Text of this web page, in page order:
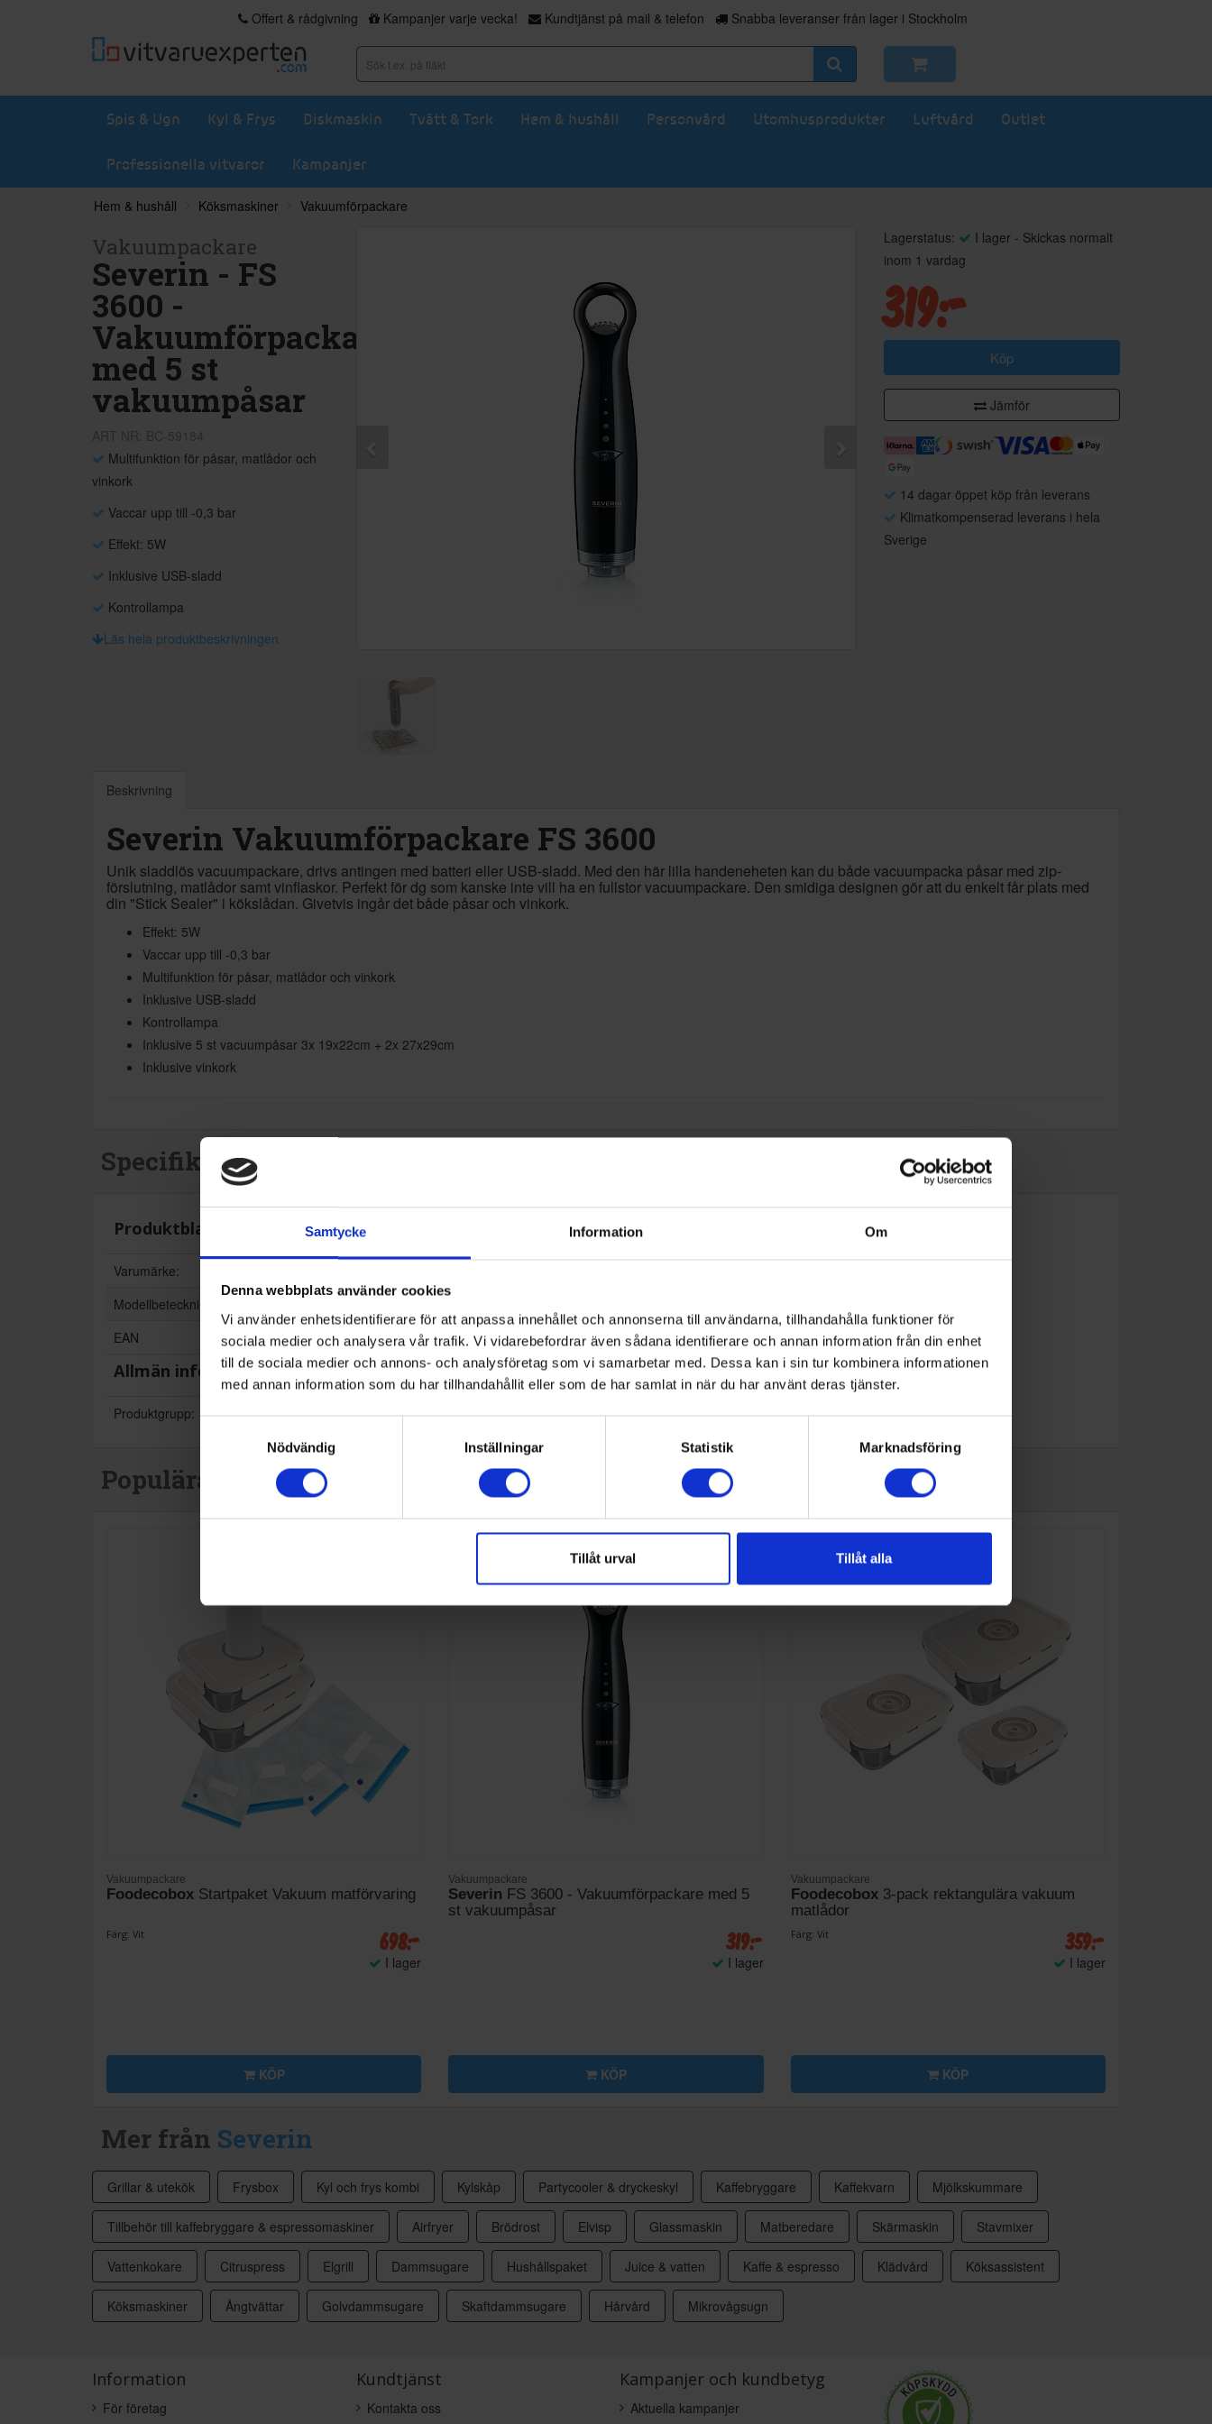
Samtycke Information Om
Denna webbplats använder cookies
Vi använder enhetsidentifierare för att anpassa innehållet och annonserna till användarna, tillhandahålla funktioner för
sociala medier och analysera vår trafik. Vi vidarebefordrar även sådana identifierare och annan information från din enhet
till de sociala medier och annons- och analysföretag som vi samarbetar med. Dessa kan i sin tur kombinera informationen
med annan information som du har tillhandahållit eller som de har samlat in när du har använt deras tjänster.
Nödvändig
Inställningar Statistik Marknadsföring
Tillåt urval Tillåt alla
Offert & rådgivning Kampanjer varje vecka! Kundtjänst på mail & telefon Snabba leveranser från lager i Stockholm
Spis & Ugn Kyl & Frys Diskmaskin Tvätt & Tork Hem & hushåll Personvård Utomhusprodukter Luftvård Outlet
Professionella vitvaror Kampanjer
Hem & hushåll Köksmaskiner Vakuumförpackare
Vakuumpackare
Severin - FS
3600 -
Vakuumförpackare
med 5 st
vakuumpåsar
Multifunktion för påsar, matlådor och
vinkork
Vaccar upp till -0,3 bar
Effekt: 5W
Inklusive USB-sladd
Kontrollampa
Läs hela produktbeskrivningen
Lagerstatus:
I lager - Skickas normalt
inom 1 vardag
319:-
Köp
Jämför
14 dagar öppet köp från leverans
Klimatkompenserad leverans i hela
Sverige
Beskrivning
Severin Vakuumförpackare FS 3600
Unik sladdlös vacuumpackare, drivs antingen med batteri eller USB-sladd. Med den här lilla handeneheten kan du både vacuumpacka påsar med zip-
förslutning, matlådor samt vinflaskor. Perfekt för dg som kanske inte vill ha en fullstor vacuumpackare. Den smidiga designen gör att du enkelt får plats med
din "Stick Sealer" i kökslådan. Givetvis ingår det både påsar och vinkork.
Effekt: 5W
Vaccar upp till -0,3 bar
Multifunktion för påsar, matlådor och vinkork
Inklusive USB-sladd
Kontrollampa
Inklusive 5 st vacuumpåsar 3x 19x22cm + 2x 27x29cm
Inklusive vinkork
Specifikationer
Produktblad:
Varumärke:
Modellbeteckning:
EAN
59184
Allmän information
Produktgrupp: Vakuumförpackare
Populära produkter i denna kategori
Vakuumpackare
Foodecobox Startpaket Vakuum matförvaring
Färg: Vit 698:-
I lager
KÖP
Vakuumpackare
Severin FS 3600 - Vakuumförpackare med 5
st vakuumpåsar
319:-
I lager
KÖP
Vakuumpackare
Foodecobox3-pack rektangulära vakuum
matlådor
Färg: Vit 359:-
I lager
KÖP
Mer från Severin
Grillar & utekök Frysbox Kyl och frys kombi Kylskåp Partycooler & dryckeskyl Kaffebryggare Kaffekvarn Mjölkskummare
Tillbehör till kaffebryggare & espressomaskiner Airfryer Brödrost Elvisp Glassmaskin Matberedare Skärmaskin Stavmixer
Vattenkokare Citruspress Elgrill Dammsugare Hushållspaket Juice & vatten Kaffe & espresso Klädvård Köksassistent
Köksmaskiner Ångtvättar Golvdammsugare Skaftdammsugare Hårvård Mikrovågsugn
Information
För företag
Kundtjänst
Kontakta oss
Kampanjer och kundbetyg
Aktuella kampanjer